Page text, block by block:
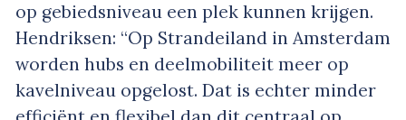
op gebiedsniveau een plek kunnen krijgen.
Hendriksen: “Op Strandeiland in Amsterdam
worden hubs en deelmobiliteit meer op
kavelniveau opgelost. Dat is echter minder